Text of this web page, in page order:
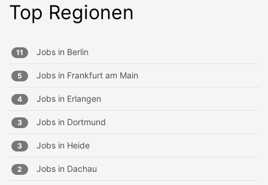
Top Regionen
11 Jobs in Berlin
5 Jobs in Frankfurt am Main
4 Jobs in Erlangen
3 Jobs in Dortmund
3 Jobs in Heide
2 Jobs in Dachau